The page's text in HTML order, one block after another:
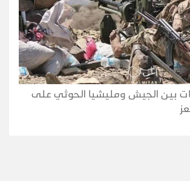
بين الجيش ومليشيا الحوثي على